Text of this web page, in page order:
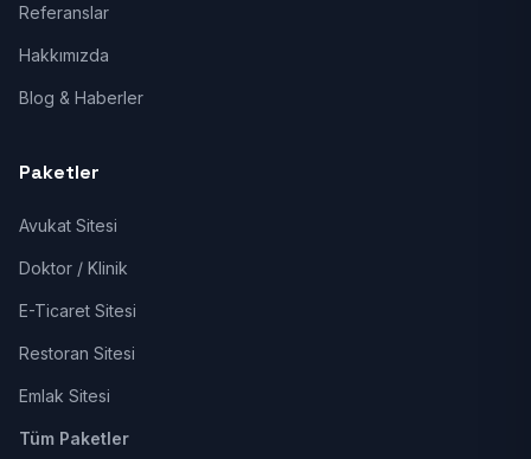
Referanslar
Hakkımızda
Blog & Haberler
Paketler
Avukat Sitesi
Doktor / Klinik
E-Ticaret Sitesi
Restoran Sitesi
Emlak Sitesi
Tüm Paketler